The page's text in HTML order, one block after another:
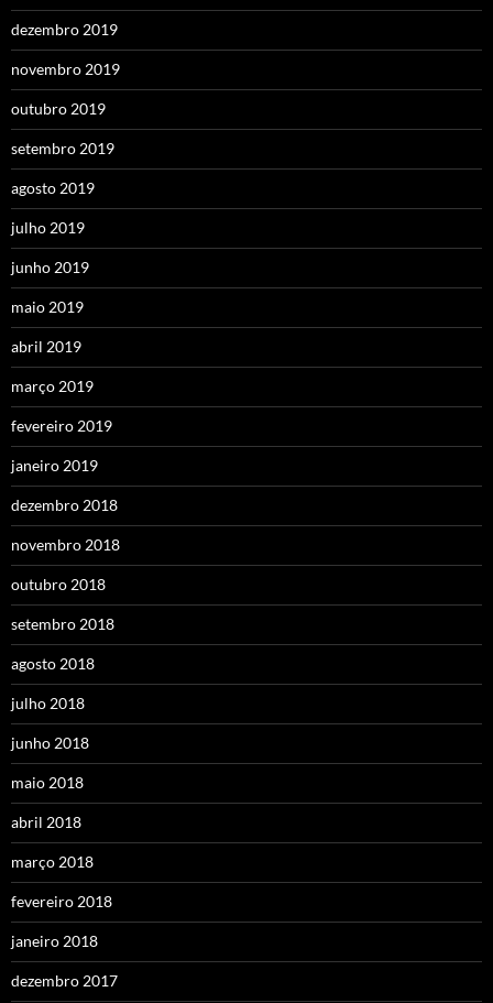
dezembro 2019
novembro 2019
outubro 2019
setembro 2019
agosto 2019
julho 2019
junho 2019
maio 2019
abril 2019
março 2019
fevereiro 2019
janeiro 2019
dezembro 2018
novembro 2018
outubro 2018
setembro 2018
agosto 2018
julho 2018
junho 2018
maio 2018
abril 2018
março 2018
fevereiro 2018
janeiro 2018
dezembro 2017